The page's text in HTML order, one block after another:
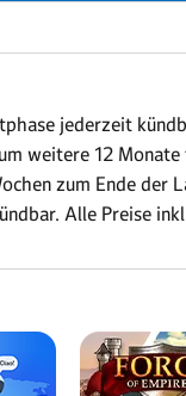
jederzeit
weitere 12 Monate
zum Ende der
Alle Preise